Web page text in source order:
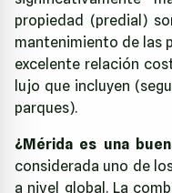
propiedad (predial)
mantenimiento de las
excelente relación
lujo que incluyen
parques).
¿Mérida es una
considerada uno de
a nivel global. La